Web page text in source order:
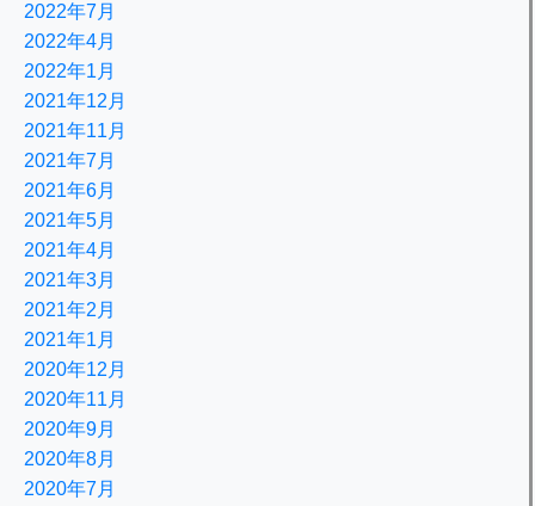
2022年7月
2022年4月
2022年1月
2021年12月
2021年11月
2021年7月
2021年6月
2021年5月
2021年4月
2021年3月
2021年2月
2021年1月
2020年12月
2020年11月
2020年9月
2020年8月
2020年7月